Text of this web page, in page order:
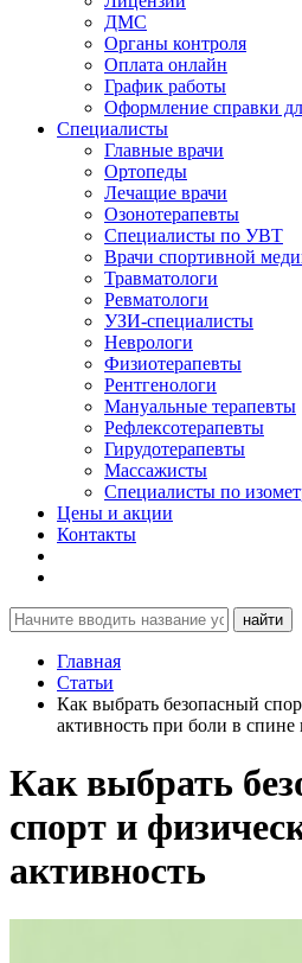
ДМС
Органы контроля
Оплата онлайн
График работы
Оформление справки
Специалисты
Главные врачи
Ортопеды
Лечащие врачи
Озонотерапевты
Специалисты по УВТ
Врачи спортивной
Травматологи
Ревматологи
УЗИ-специалисты
Неврологи
Физиотерапевты
Рентгенологи
Мануальные терапевты
Рефлексотерапевты
Гирудотерапевты
Массажисты
Специалисты по
Цены и акции
Контакты
найти
Главная
Статьи
Как выбрать безопасный
активность при боли в спине
Как выбрать
спорт и
активность